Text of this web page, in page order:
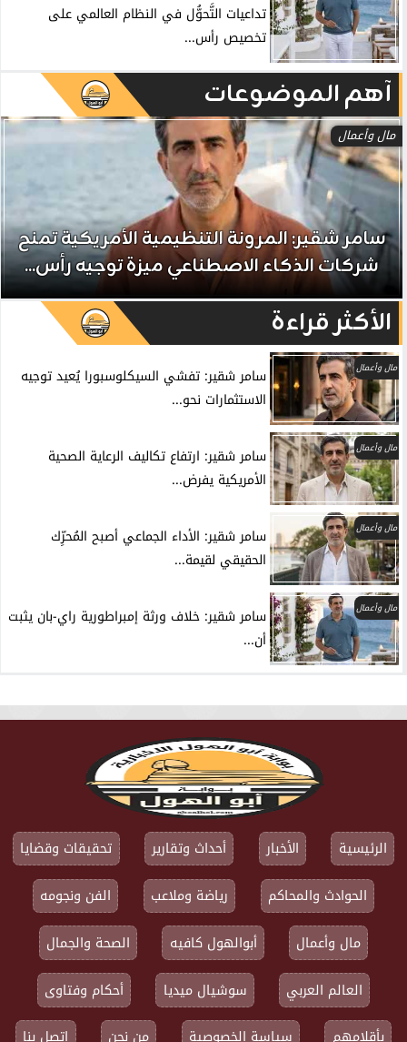
تداعيات التَّحوُّل في النظام العالمي على
تخصيص رأس...
آهم الموضوعات
مال وأعمال
سامر شقير: المرونة التنظيمية الأمريكية تمنح
شركات الذكاء الاصطناعي ميزة توجيه رأس...
الأكثر قراءة
مال وأعمال
سامر شقير: تفشي السيكلوسبورا يُعيد توجيه
الاستثمارات نحو...
مال وأعمال
سامر شقير: ارتفاع تكاليف الرعاية الصحية
الأمريكية يفرض...
مال وأعمال
سامر شقير: الأداء الجماعي أصبح المُحرِّك
الحقيقي لقيمة...
مال وأعمال
سامر شقير: خلاف ورثة إمبراطورية راي-بان يثبت
أن...
الرئيسية الأخبار أحداث وتقارير
تحقيقات وقضايا
الحوادث والمحاكم
رياضة وملاعب
الفن ونجومه
مال وأعمال
أبوالهول كافيه
الصحة والجمال
العالم العربي
سوشيال ميديا
أحكام وفتاوى